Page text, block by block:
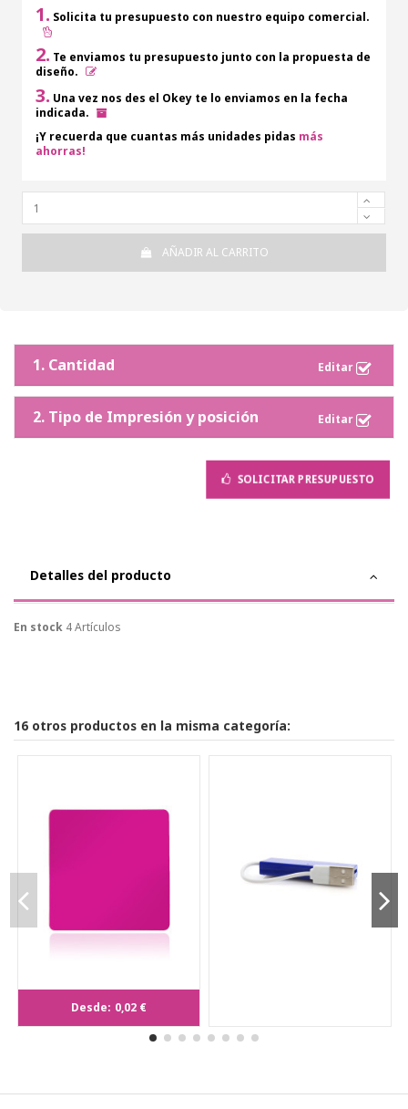
1. Solicita tu presupuesto con nuestro equipo comercial.
2. Te enviamos tu presupuesto junto con la propuesta de
diseño.
3. Una vez nos des el Okey te lo enviamos en la fecha
indicada.
¡Y recuerda que cuantas más unidades pidas más
ahorras!
AÑADIR AL CARRITO
1. Cantidad
2. Tipo de Impresión y posición
SOLICITAR PRESUPUESTO
Detalles del producto
En stock 4 Artículos
16 otros productos en la misma categoría:
Desde: 0,02 €